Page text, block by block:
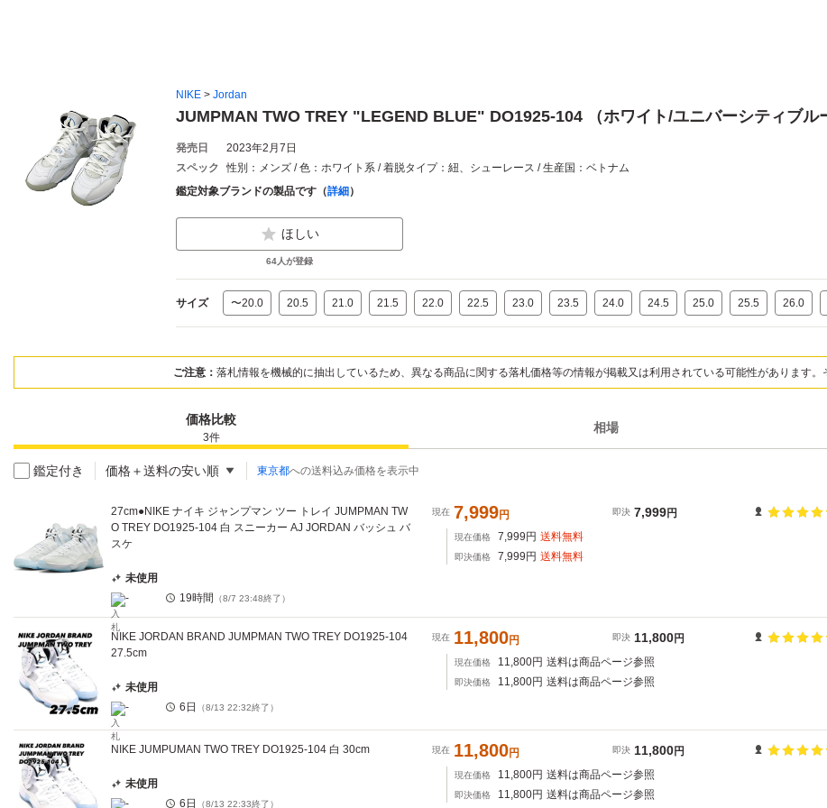
NIKE > Jordan
JUMPMAN TWO TREY "LEGEND BLUE" DO1925-104 （ホワイト/ユニバーシティブル
発売日
2023年2月7日
スペック
性別：メンズ / 色：ホワイト系 / 着脱タイプ：紐、シューレース / 生産国：ベトナム
鑑定対象ブランドの製品です（詳細 ）
ほしい
64人が登録
サイズ 〜20.0 20.5 21.0 21.5 22.0 22.5 23.0 23.5 24.0 24.5 25.0 25.5 26.0
ご注意： 落札情報を機械的に抽出しているため、異なる商品に関する落札価格等の情報が掲載又は利用されている可能性があります。
価格比較
3件
相場
鑑定付き 価格＋送料の安い順 東京都への送料込み価格を表示中
27cm●NIKE ナイキ ジャンプマン ツー トレイ JUMPMAN TW
O TREY DO1925-104 白 スニーカー AJ JORDAN バッシュ バ
スケ
現在 7,999円 即決 7,999円
現在価格 7,999 円 送料無料
即決価格 7,999 円 送料無料
未使用
-
19時間 （8/7 23:48終了）
NIKE JORDAN BRAND JUMPMAN TWO TREY DO1925-104
27.5cm
現在 11,800円 即決 11,800円
現在価格 11,800円 送料は商品ページ参照
即決価格 11,800円 送料は商品ページ参照
未使用
-
6日 （8/13 22:32終了）
NIKE JUMPUMAN TWO TREY DO1925-104 白 30cm 現在 11,800円 即決 11,800円
現在価格 11,800円 送料は商品ページ参照
即決価格 11,800円 送料は商品ページ参照
未使用
-
6日 （8/13 22:33終了）